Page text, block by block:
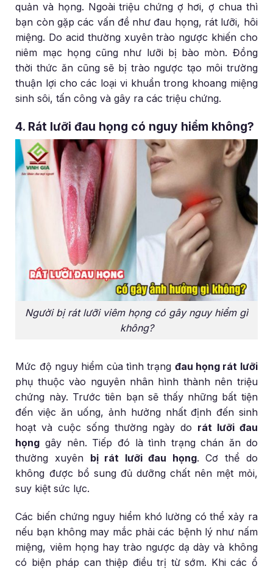
quản và họng. Ngoài triệu chứng ợ hơi, ợ chua thì
bạn còn gặp các vấn đề như đau họng, rát lưỡi, hôi
miệng. Do acid thường xuyên trào ngược khiến cho
niêm mạc họng cũng như lưỡi bị bào mòn. Đồng
thời thức ăn cũng sẽ bị trào ngược tạo môi trường
thuận lợi cho các loại vi khuẩn trong khoang miệng
sinh sôi, tấn công và gây ra các triệu chứng.
4. Rát lưỡi đau họng có nguy hiểm không?
Người bị rát lưỡi viêm họng có gây nguy hiểm gì
không?
Mức độ nguy hiểm của tình trạng đau họng rát lưỡi
phụ thuộc vào nguyên nhân hình thành nên triệu
chứng này. Trước tiên bạn sẽ thấy những bất tiện
đến việc ăn uống, ảnh hưởng nhất định đến sinh
hoạt và cuộc sống thường ngày do rát lưỡi đau
họng gây nên. Tiếp đó là tình trạng chán ăn do
thường xuyên bị rát lưỡi đau họng. Cơ thể do
không được bổ sung đủ dưỡng chất nên mệt mỏi,
suy kiệt sức lực.
Các biến chứng nguy hiểm khó lường có thể xảy ra
nếu bạn không may mắc phải các bệnh lý như nấm
miệng, viêm họng hay trào ngược dạ dày và không
có biện pháp can thiệp điều trị từ sớm. Khi các ổ